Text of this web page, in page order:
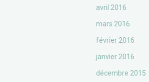
avril 2016
mars 2016
février 2016
janvier 2016
décembre 2015